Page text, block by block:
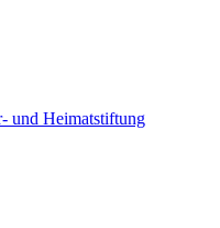
und Heimatstiftung